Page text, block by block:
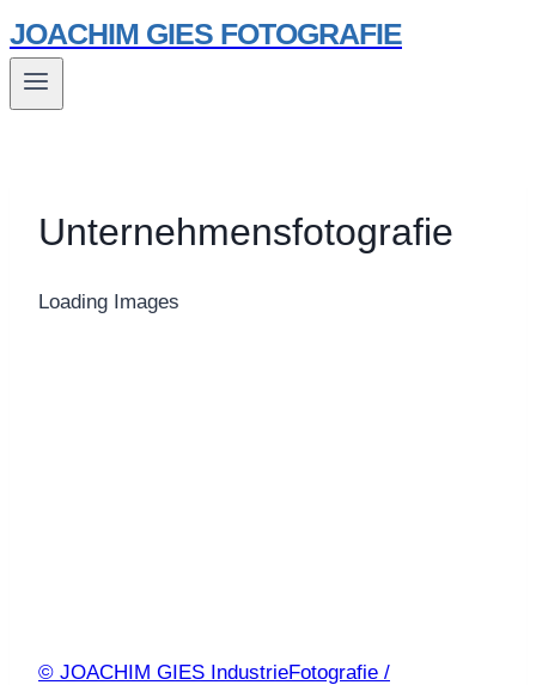
Zum
Inhalt
springen
JOACHIM GIES FOTOGRAFIE
Unternehmensfotografie
Loading Images
© JOACHIM GIES IndustrieFotografie /